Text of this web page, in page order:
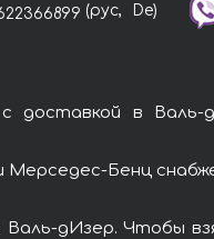
(рус, De)
доставкой в
Бенц
дИзер. Чтобы